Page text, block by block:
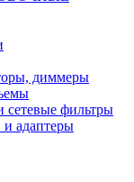
диммеры
сетевые фильтры
и адаптеры